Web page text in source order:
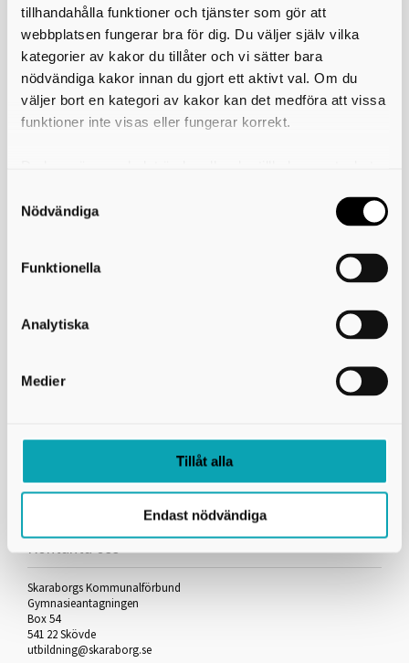
tillhandahålla funktioner och tjänster som gör att
webbplatsen fungerar bra för dig. Du väljer själv vilka
kategorier av kakor du tillåter och vi sätter bara
nödvändiga kakor innan du gjort ett aktivt val. Om du
väljer bort en kategori av kakor kan det medföra att vissa
funktioner inte visas eller fungerar korrekt.
användning av kakor som du hittar längst ner på sidan
Nödvändiga
Funktionella
Analytiska
Medier
Tillåt alla
Endast nödvändiga
HÖGSKOLEFÖRBEREDANDE PROGRAM
Är du intresserad av biologi, fysik, kemi, matematik och vill förstå hur
allt hänger ihop?
Det här är programmet för dig som är intresserad av
naturvetenskapliga ämnen och frågor.
Inriktningar
De la Gardiegymnasiet
Lagmansgymnasiet
Ållebergsgymnasiet
Kontakta oss
Skaraborgs Kommunalförbund
Gymnasieantagningen
Box 54
541 22 Skövde
utbildning@skaraborg.se